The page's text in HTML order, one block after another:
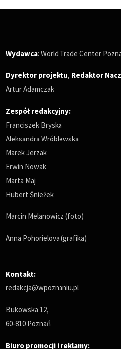
Wydawca: World Trade Center
Dyrektor projektu, Redaktor
Artur Adamczak
Zespół redakcyjny:
Franciszek Bryska
Aleksandra Wróblewska
Marek Jerzak
Erwin Nowak
Marta Maj
Hubert Śnieżek
Marcin Melanowicz (foto)
Anna Pohorielova (grafika)
Kontakt:
redakcja@wpoznaniu.pl
Bukowska 12,
60-810 Poznań
Biuro promocji i reklamy: